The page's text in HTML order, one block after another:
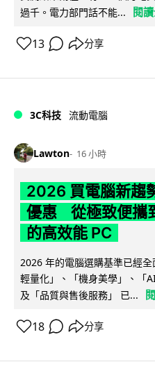
過千。電力部門話不能...
閱
13 分享
3C科技 流動電腦
Lawton 16 小時
2026 買電腦新趨
優惠 從極致便攜
的高效能 PC
2026 年的電腦選購基準已經
輕量化」、「機身美學」、「
及「品質與售後服務」 已...
18 分享